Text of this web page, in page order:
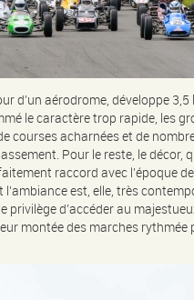
d’un aérodrome, développe 3,5
le caractère trop rapide, les
courses acharnées et de
Pour le reste, le décor,
raccord avec l’époque
l’ambiance est, elle, très
privilège d’accéder au
montée des marches rythmée